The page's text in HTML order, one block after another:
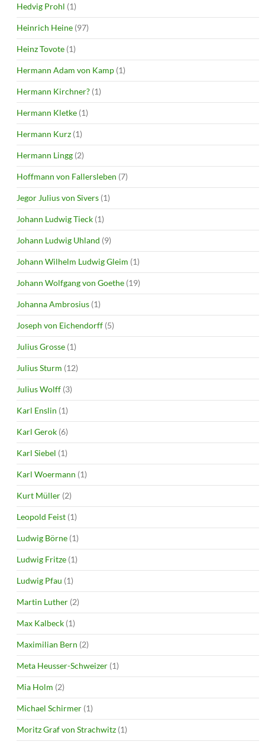
Hedvig Prohl (1)
Heinrich Heine (97)
Heinz Tovote (1)
Hermann Adam von Kamp (1)
Hermann Kirchner? (1)
Hermann Kletke (1)
Hermann Kurz (1)
Hermann Lingg (2)
Hoffmann von Fallersleben (7)
Jegor Julius von Sivers (1)
Johann Ludwig Tieck (1)
Johann Ludwig Uhland (9)
Johann Wilhelm Ludwig Gleim (1)
Johann Wolfgang von Goethe (19)
Johanna Ambrosius (1)
Joseph von Eichendorff (5)
Julius Grosse (1)
Julius Sturm (12)
Julius Wolff (3)
Karl Enslin (1)
Karl Gerok (6)
Karl Siebel (1)
Karl Woermann (1)
Kurt Müller (2)
Leopold Feist (1)
Ludwig Börne (1)
Ludwig Fritze (1)
Ludwig Pfau (1)
Martin Luther (2)
Max Kalbeck (1)
Maximilian Bern (2)
Meta Heusser-Schweizer (1)
Mia Holm (2)
Michael Schirmer (1)
Moritz Graf von Strachwitz (1)